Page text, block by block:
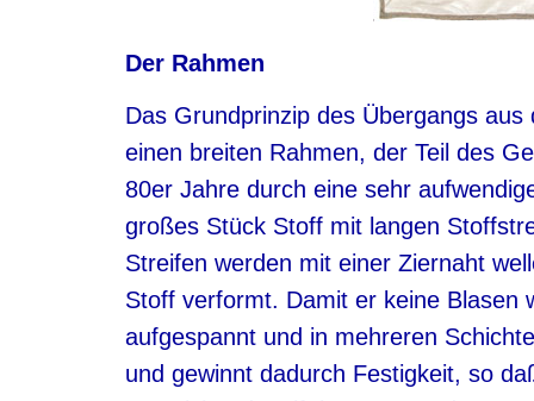
Der Rahmen
Das Grundprinzip des Übergangs
einen breiten Rahmen, der Teil des
80er Jahre durch eine sehr
großes Stück Stoff mit langen
Streifen werden mit einer Ziernaht
Stoff verformt. Damit er keine Blasen
aufgespannt und in mehreren
und gewinnt dadurch Festigkeit, so